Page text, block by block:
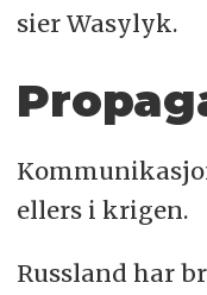
sier Wasylyk.
ellers i krigen.
Russland har